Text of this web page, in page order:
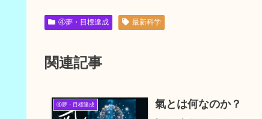
④夢・目標達成 最新科学
関連記事
④夢・目標達成 氣とは何なのか？